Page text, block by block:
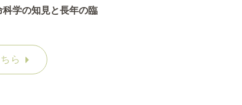
学の知見と長年の臨
ら